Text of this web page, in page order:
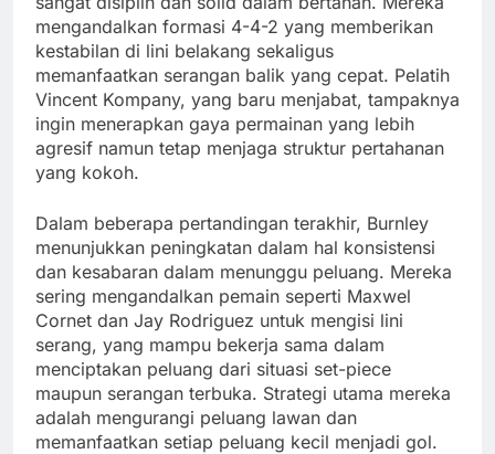
mengandalkan formasi 4-4-2 yang memberikan
kestabilan di lini belakang sekaligus
memanfaatkan serangan balik yang cepat. Pelatih
Vincent Kompany, yang baru menjabat, tampaknya
ingin menerapkan gaya permainan yang lebih
agresif namun tetap menjaga struktur pertahanan
yang kokoh.
Dalam beberapa pertandingan terakhir, Burnley
menunjukkan peningkatan dalam hal konsistensi
dan kesabaran dalam menunggu peluang. Mereka
sering mengandalkan pemain seperti Maxwel
Cornet dan Jay Rodriguez untuk mengisi lini
serang, yang mampu bekerja sama dalam
menciptakan peluang dari situasi set-piece
maupun serangan terbuka. Strategi utama mereka
adalah mengurangi peluang lawan dan
memanfaatkan setiap peluang kecil menjadi gol.